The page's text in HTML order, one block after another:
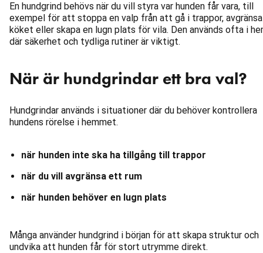
En hundgrind behövs när du vill styra var hunden får vara, till
exempel för att stoppa en valp från att gå i trappor, avgränsa
köket eller skapa en lugn plats för vila. Den används ofta i
där säkerhet och tydliga rutiner är viktigt.
När är hundgrindar ett bra val?
Hundgrindar används i situationer där du behöver kontrollera
hundens rörelse i hemmet.
när hunden inte ska ha tillgång till trappor
när du vill avgränsa ett rum
när hunden behöver en lugn plats
Många använder hundgrind i början för att skapa struktur och
undvika att hunden får för stort utrymme direkt.